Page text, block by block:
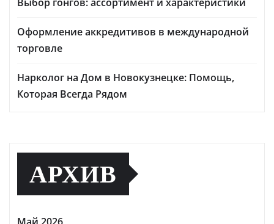
Оформление аккредитивов в международной
торговле
Нарколог на Дом в Новокузнецке: Помощь,
Которая Всегда Рядом
АРХИВ